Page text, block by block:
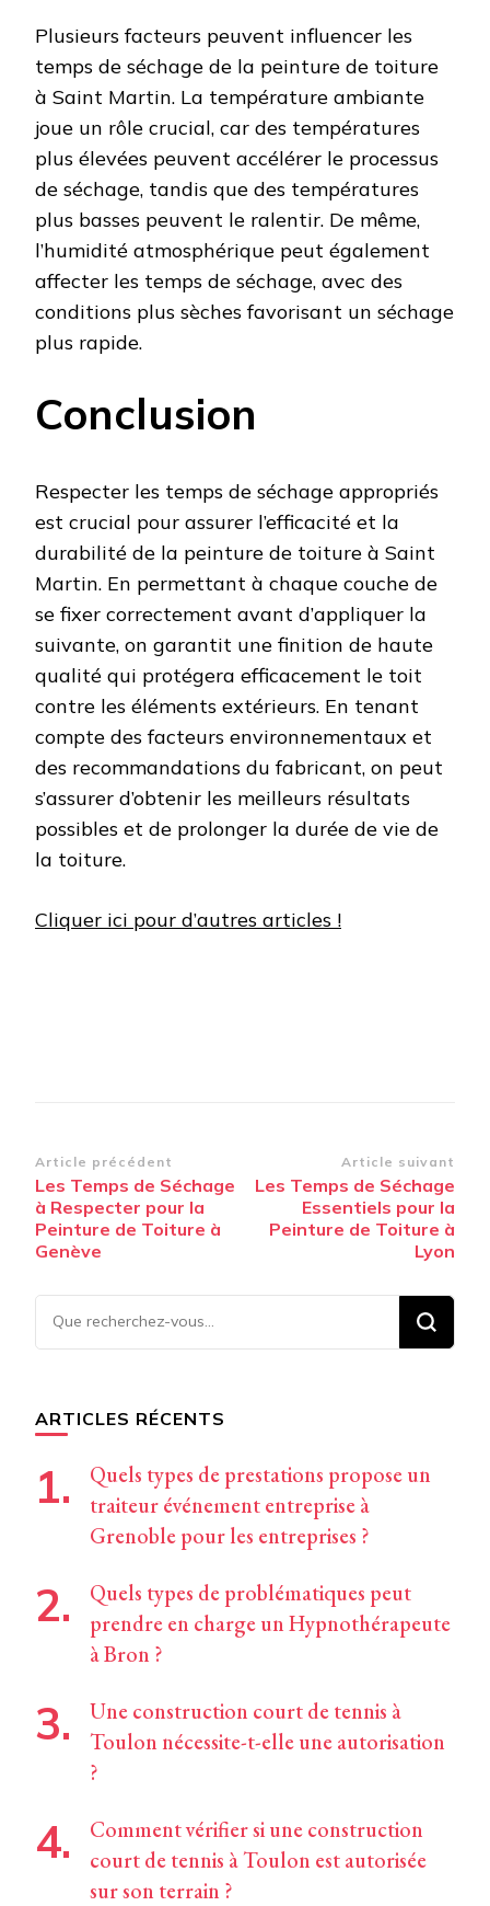
Plusieurs facteurs peuvent influencer les
temps de séchage de la peinture de toiture
à Saint Martin. La température ambiante
joue un rôle crucial, car des températures
plus élevées peuvent accélérer le processus
de séchage, tandis que des températures
plus basses peuvent le ralentir. De même,
l’humidité atmosphérique peut également
affecter les temps de séchage, avec des
conditions plus sèches favorisant un séchage
plus rapide.
Conclusion
Respecter les temps de séchage appropriés
est crucial pour assurer l’efficacité et la
durabilité de la peinture de toiture à Saint
Martin. En permettant à chaque couche de
se fixer correctement avant d’appliquer la
suivante, on garantit une finition de haute
qualité qui protégera efficacement le toit
contre les éléments extérieurs. En tenant
compte des facteurs environnementaux et
des recommandations du fabricant, on peut
s’assurer d’obtenir les meilleurs résultats
possibles et de prolonger la durée de vie de
la toiture.
Cliquer ici pour d’autres articles !
Navigation
d’article
Article précédent
Les Temps de Séchage
à Respecter pour la
Peinture de Toiture à
Genève
Article suivant
Les Temps de Séchage
Essentiels pour la
Peinture de Toiture à
Lyon
Vous
recherchiez
ARTICLES RÉCENTS
Quels types de prestations propose un
traiteur événement entreprise à
Grenoble pour les entreprises ?
Quels types de problématiques peut
prendre en charge un Hypnothérapeute
à Bron ?
Une construction court de tennis à
Toulon nécessite-t-elle une autorisation
?
Comment vérifier si une construction
court de tennis à Toulon est autorisée
sur son terrain ?